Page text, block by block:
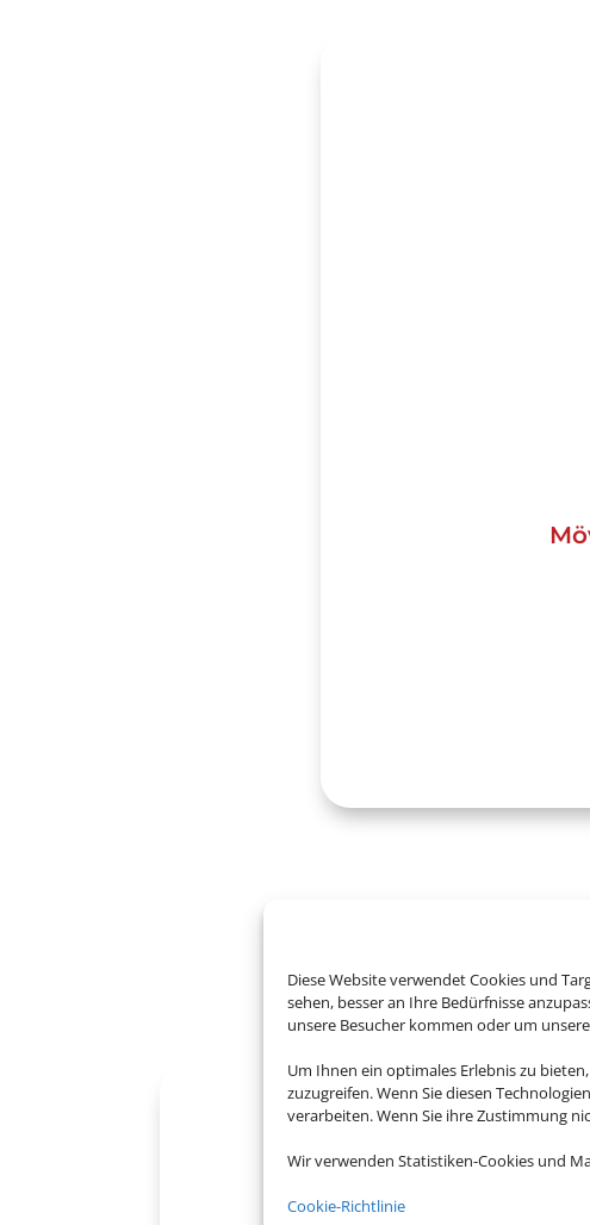
Diese Website verwendet Cookies und
sehen, besser an Ihre Bedürfnisse
unsere Besucher kommen oder um
Um Ihnen ein optimales Erlebnis zu
zuzugreifen. Wenn Sie diesen
verarbeiten. Wenn Sie ihre Zustimmung
Wir verwenden Statistiken-Cookies und
Cookie-Richtlinie